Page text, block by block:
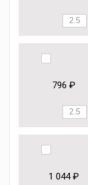
796 ₽
1 044 ₽